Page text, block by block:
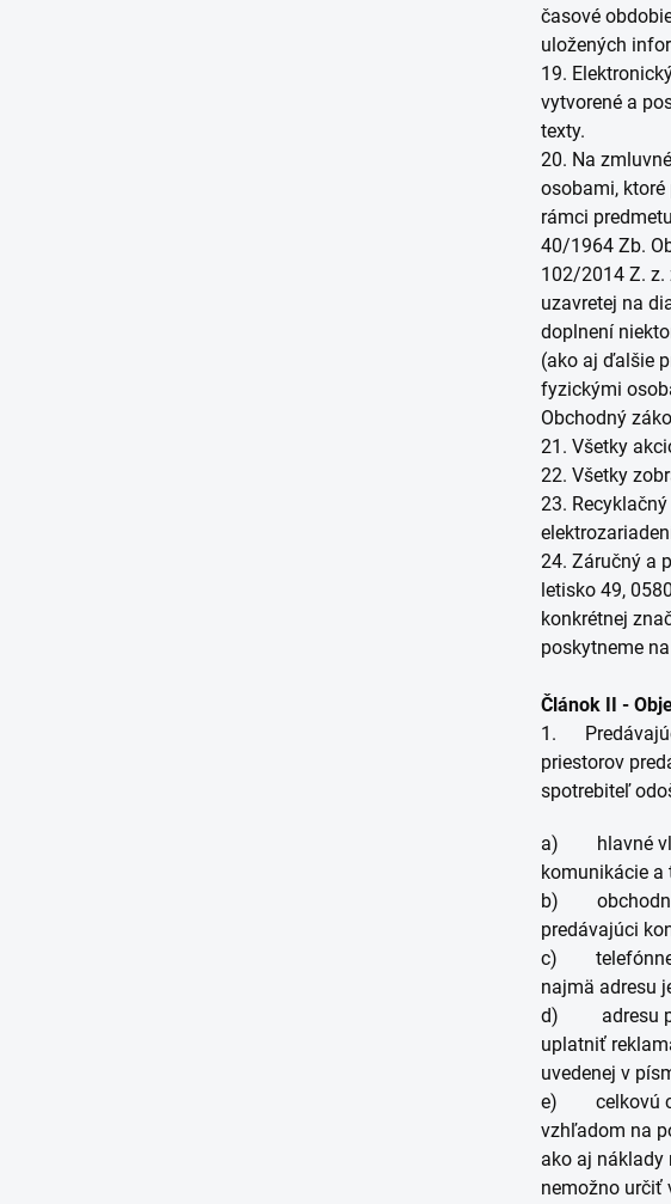
časové
uložených
19.
vytvorené a
texty.
20. Na
osobami,
rámci
40/1964 Zb.
102/2014 Z. z.
uzavretej na
doplnení
(ako aj ďalšie
fyzickými
Obchodný
21. Všetky
22. Všetky
23.
24. Záručný a
letisko 49,
konkrétnej
poskytneme
Článok II -
1.
priestorov
spotrebiteľ
a) hlavné
komunikácie a
b) obchodné
predávajúci
c) telefónne
najmä adresu
d) adresu
uplatniť
uvedenej v
e) celkovú
vzhľadom na
ako aj náklady
nemožno určiť